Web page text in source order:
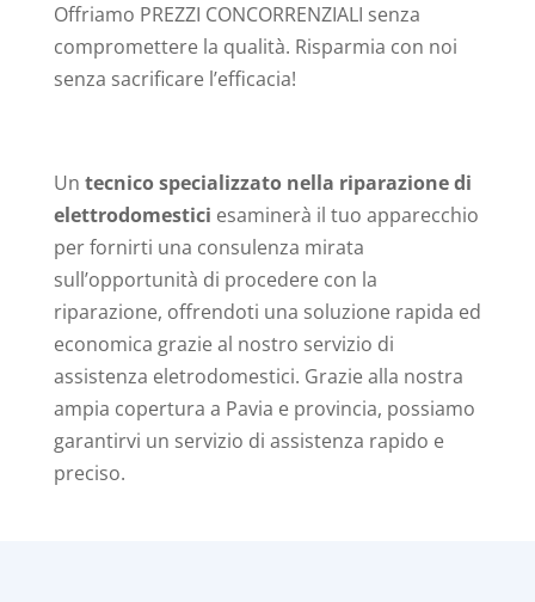
Offriamo PREZZI CONCORRENZIALI senza
compromettere la qualità. Risparmia con noi
senza sacrificare l’efficacia!
Un tecnico specializzato nella riparazione di
elettrodomestici esaminerà il tuo apparecchio
per fornirti una consulenza mirata
sull’opportunità di procedere con la
riparazione, offrendoti una soluzione rapida ed
economica grazie al nostro servizio di
assistenza eletrodomestici. Grazie alla nostra
ampia copertura a Pavia e provincia, possiamo
garantirvi un servizio di assistenza rapido e
preciso.